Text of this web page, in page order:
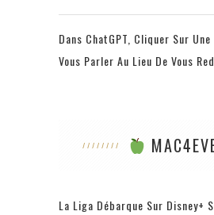
Dans ChatGPT, Cliquer Sur
Vous Parler Au Lieu De Vous
La Liga Débarque Sur Disney+